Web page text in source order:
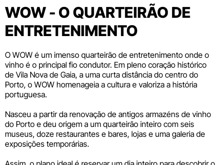
WOW - O QUARTEIRÃO DE
ENTRETENIMENTO
O WOW é um imenso quarteirão de entretenimento onde o
vinho é o principal fio condutor. Em pleno coração histórico
de Vila Nova de Gaia, a uma curta distância do centro do
Porto, o WOW homenageia a cultura e valoriza a história
portuguesa.
Nasceu a partir da renovação de antigos armazéns de vinho
do Porto e deu origem a um quarteirão inteiro com seis
museus, doze restaurantes e bares, lojas e uma galeria de
exposições temporárias.